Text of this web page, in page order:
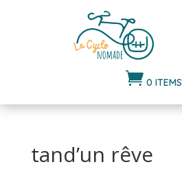
 0 ITEMS
tand’un rêve